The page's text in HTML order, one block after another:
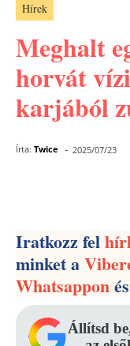
Hírek
Meghalt
horvát
karjából
Írta: Twice - 2025/07/23
Iratkozz fel
minket a
Whatsappon
Állítsd